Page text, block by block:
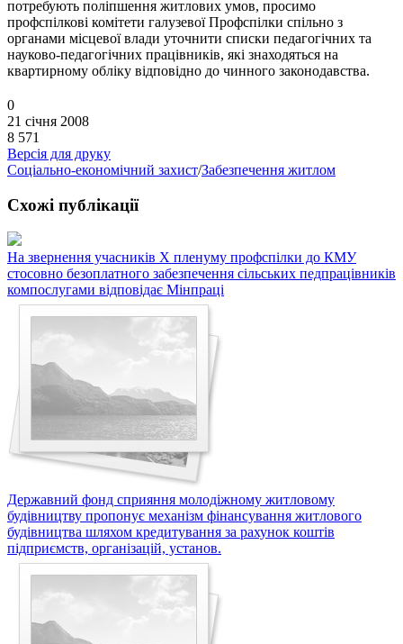
потребують поліпшення житлових умов, просимо
профспілкові комітети галузевої Профспілки спільно з
органами місцевої влади уточнити списки педагогічних та
науково-педагогічних працівників, які знаходяться на
квартирному обліку відповідно до чинного законодавства.
0
21 січня 2008
8 571
Версія для друку
Соціально-економічний захист/Забезпечення житлом
Схожі публікації
На звернення учасників X пленуму профспілки до КМУ
стосовно безоплатного забезпечення сільських педпрацівників
компослугами відповідає Мінпраці
Державний фонд сприяння молодіжному житловому
будівництву пропонує механізм фінансування житлового
будівництва шляхом кредитування за рахунок коштів
підприємств, організацій, установ.